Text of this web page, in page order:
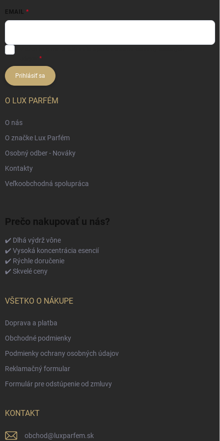
EMAIL
Prihlásiť sa
O LUX PARFÉM
O nás
O značke Lux Parfém
Osobný odber - Nováky
Kontakty
Veľkoobchodná spolupráca
Prečo nakupovať u nás?
✔️ Dlhá výdrž vône
✔️ Vysoká koncentrácia esencií
✔️ Rýchle doručenie
✔️ Skvelé ceny
VŠETKO O NÁKUPE
Doprava a platba
Obchodné podmienky
Podmienky ochrany osobných údajov
Reklamačný formular
Formulár pre odstúpenie od zmluvy
KONTAKT
obchod@ luxparfem.sk